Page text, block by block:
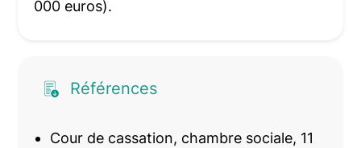
000 euros).
Références
Cour de cassation, chambre sociale, 11